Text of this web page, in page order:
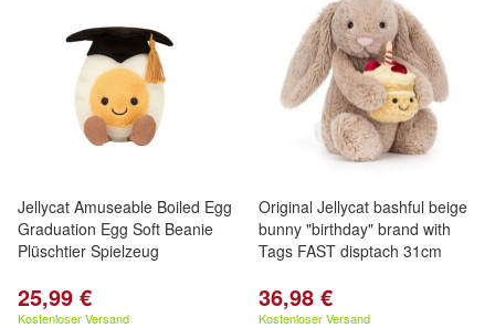
Jellycat Amuseable Boiled Egg
Graduation Egg Soft Beanie
Plüschtier Spielzeug
25,99 €
Kostenloser Versand
Original Jellycat bashful beige
bunny "birthday" brand with
Tags FAST disptach 31cm
36,98 €
Kostenloser Versand